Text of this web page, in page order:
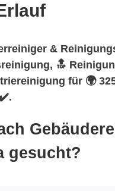
&
🔝
für 🌍
gesucht?